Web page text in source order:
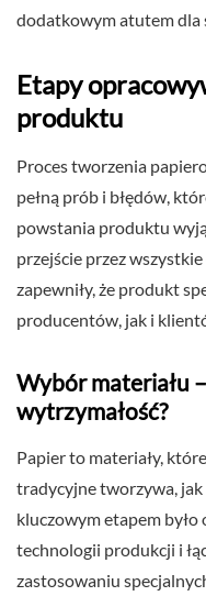
dodatkowym atutem dla
Etapy
produktu
Proces tworzenia
pełną prób i błędów,
powstania produktu
przejście przez
zapewniły, że produkt
producentów, jak i
Wybór materiału
wytrzymałość?
Papier to materiały,
tradycyjne tworzywa,
kluczowym etapem
technologii produkcji i
zastosowaniu